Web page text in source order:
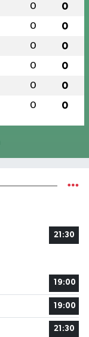
0 0
0 0
0 0
0 0
0 0
0 0
21:30
19:00
19:00
21:30